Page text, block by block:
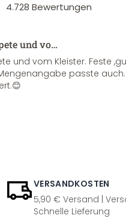
4.728 Bewertungen
und vo…
und vom Kleister. Feste
passte auch.
VERSANDKOSTEN
5,90 € Versand |
Schnelle Lieferung